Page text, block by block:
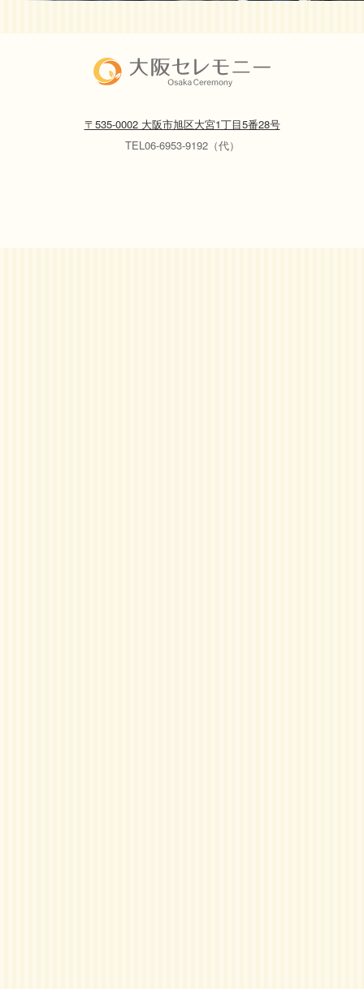
〒535-0002 大阪市旭区大宮1丁目5番28号
TEL06-6953-9192（代）